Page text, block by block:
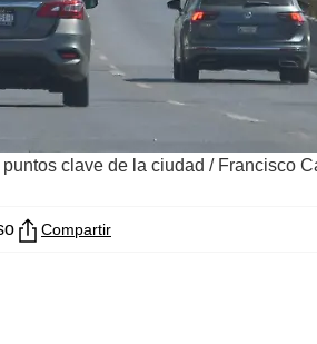
clave de la ciudad / Francisco
Compartir